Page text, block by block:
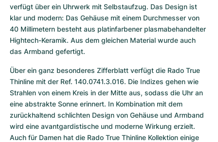
verfügt über ein Uhrwerk mit Selbstaufzug. Das Design ist
klar und modern: Das Gehäuse mit einem Durchmesser von
40 Millimetern besteht aus platinfarbener plasmabehandelter
Hightech-Keramik. Aus dem gleichen Material wurde auch
das Armband gefertigt.
Über ein ganz besonderes Zifferblatt verfügt die Rado True
Thinline mit der Ref. 140.0741.3.016. Die Indizes gehen wie
Strahlen von einem Kreis in der Mitte aus, sodass die Uhr an
eine abstrakte Sonne erinnert. In Kombination mit dem
zurückhaltend schlichten Design von Gehäuse und Armband
wird eine avantgardistische und moderne Wirkung erzielt.
Auch für Damen hat die Rado True Thinline Kollektion einige